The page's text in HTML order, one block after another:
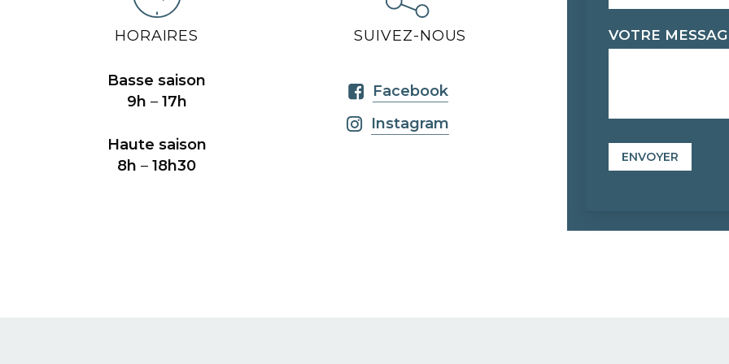
HORAIRES
Basse saison
9h – 17h
Haute saison
8h –18h30
SUIVEZ-NOUS
Facebook
Instagram
VOTRE
ENVOYER